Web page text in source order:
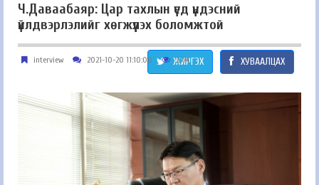
Ч.Даваабаяр: Цар тахлын үед үндэсний
үйлдвэрлэлийг хөгжүүлэх боломжтой
interview 2021-10-20 11:10:00 2374 ХУВААЛЦАХ
ЖИРГЭХ